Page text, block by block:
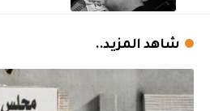
شاهد المزيد..